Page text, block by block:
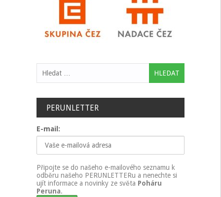
Vyhledávání
PERUNLETTER
E-mail:
Připojte se do našeho e-mailového seznamu k
odběru našeho PERUNLETTERu a nenechte si
ujít informace a novinky ze světa Poháru
Peruna.